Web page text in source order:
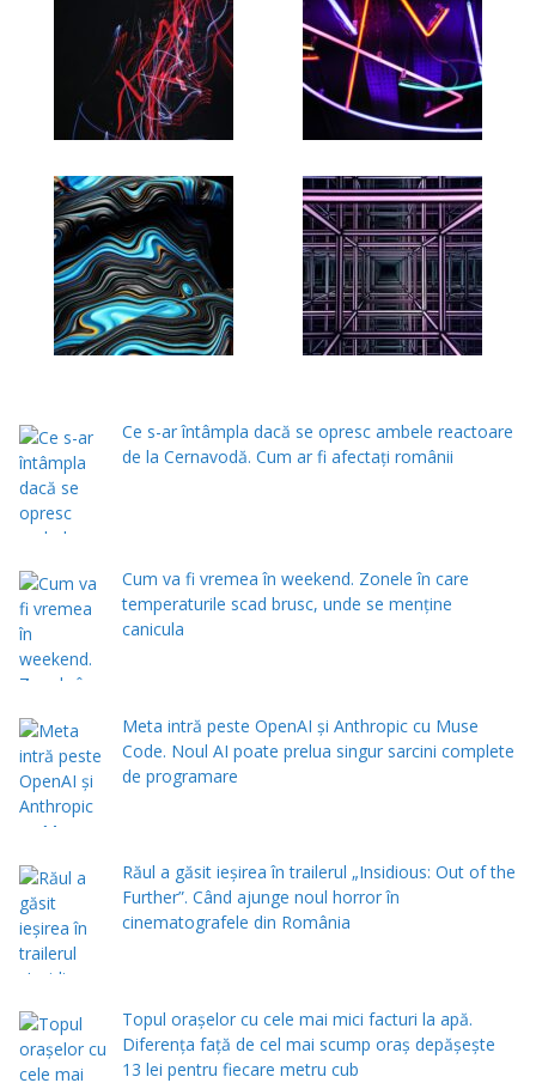
Ce s-ar întâmpla dacă se opresc ambele reactoare
de la Cernavodă. Cum ar fi afectați românii
Cum va fi vremea în weekend. Zonele în care
temperaturile scad brusc, unde se menţine
canicula
Meta intră peste OpenAI și Anthropic cu Muse
Code. Noul AI poate prelua singur sarcini complete
de programare
Răul a găsit ieșirea în trailerul „Insidious: Out of the
Further”. Când ajunge noul horror în
cinematografele din România
Topul orașelor cu cele mai mici facturi la apă.
Diferența față de cel mai scump oraș depășește
13 lei pentru fiecare metru cub